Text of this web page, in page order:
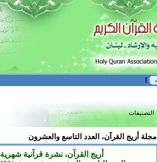
التصنيفات
مجلة أريج القرآن، العدد التاسع والعشرون
أريج القرآن، نشرة قرآنية شهرية